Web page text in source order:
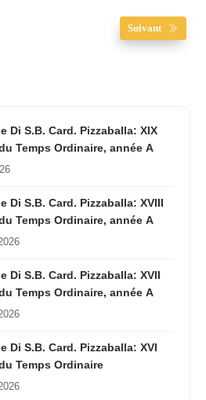
Suivant
Di S.B. Card. Pizzaballa: XIX
Temps Ordinaire, année A
Di S.B. Card. Pizzaballa: XVIII
Temps Ordinaire, année A
Di S.B. Card. Pizzaballa: XVII
Temps Ordinaire, année A
Di S.B. Card. Pizzaballa: XVI
Temps Ordinaire